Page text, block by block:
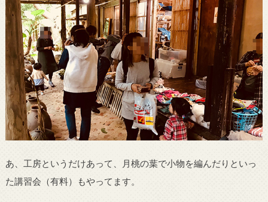
あ、工房というだけあって、月桃の葉で小物を編んだりといっ
た講習会（有料）もやってます。